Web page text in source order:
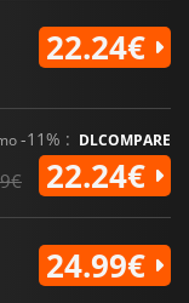
22.24€
-11% : DLCOMPARE
22.24€
24.99€